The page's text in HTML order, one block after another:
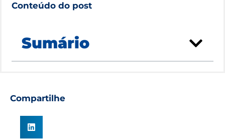
Conteúdo do post
Sumário
Compartilhe